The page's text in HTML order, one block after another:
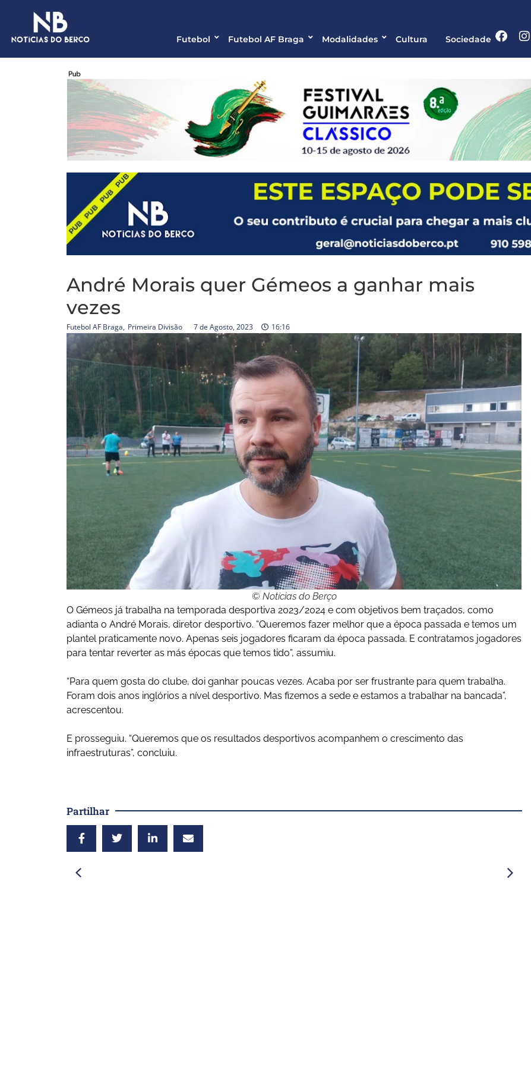
Futebol Futebol AF Braga Modalidades Cultura Sociedade
André Morais quer Gémeos a ganhar mais
vezes
Futebol AF Braga, Primeira Divisão 7 de Agosto, 2023 16:16
© Notícias do Berço
O Gémeos já trabalha na temporada desportiva 2023/2024 e com objetivos bem traçados, como
adianta o André Morais, diretor desportivo. “Queremos fazer melhor que a época passada e temos um
plantel praticamente novo. Apenas seis jogadores ficaram da época passada. E contratamos jogadores
para tentar reverter as más épocas que temos tido”, assumiu.
“Para quem gosta do clube, doi ganhar poucas vezes. Acaba por ser frustrante para quem trabalha.
Foram dois anos inglórios a nível desportivo. Mas fizemos a sede e estamos a trabalhar na bancada”,
acrescentou.
E prosseguiu. “Queremos que os resultados desportivos acompanhem o crescimento das
infraestruturas”, concluiu.
Partilhar